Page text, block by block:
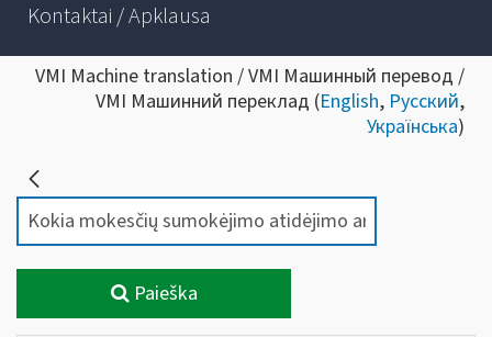
Kontaktai / Apklausa
VMI Machine translation / VMI Машинный перевод /
VMI Машинний переклад (English, Русский,
Українська)
Paieška